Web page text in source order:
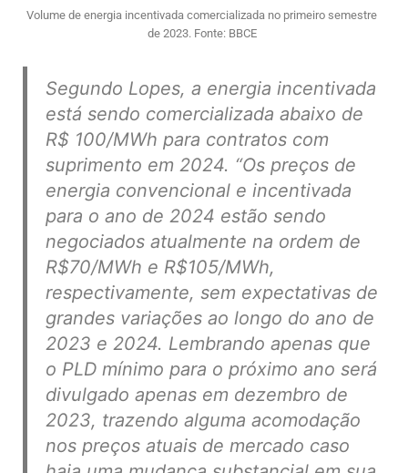
Volume de energia incentivada comercializada no primeiro semestre
de 2023. Fonte: BBCE
Segundo Lopes, a energia incentivada
está sendo comercializada abaixo de
R$ 100/MWh para contratos com
suprimento em 2024. “Os preços de
energia convencional e incentivada
para o ano de 2024 estão sendo
negociados atualmente na ordem de
R$70/MWh e R$105/MWh,
respectivamente, sem expectativas de
grandes variações ao longo do ano de
2023 e 2024. Lembrando apenas que
o PLD mínimo para o próximo ano será
divulgado apenas em dezembro de
2023, trazendo alguma acomodação
nos preços atuais de mercado caso